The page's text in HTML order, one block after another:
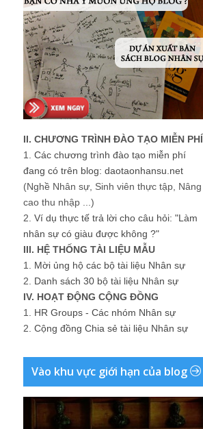
II. CHƯƠNG TRÌNH ĐÀO TẠO MIỄN PHÍ
1. Các chương trình đào tạo miễn phí
đang có trên blog: daotaonhansu.net
(Nghề Nhân sự, Sinh viên thực tập, Nâng
cao thu nhập ...)
2. Ví dụ thực tế trả lời cho câu hỏi: "Làm
nhân sự có giàu được không ?"
III. HỆ THỐNG TÀI LIỆU MẪU
1. Mời ủng hộ các bộ tài liệu Nhân sự
2. Danh sách 30 bộ tài liệu Nhân sự
IV. HOẠT ĐỘNG CỘNG ĐỒNG
1. HR Groups - Các nhóm Nhân sự
2. Cộng đồng Chia sẻ tài liệu Nhân sự
Vào khu vực giới hạn của blog